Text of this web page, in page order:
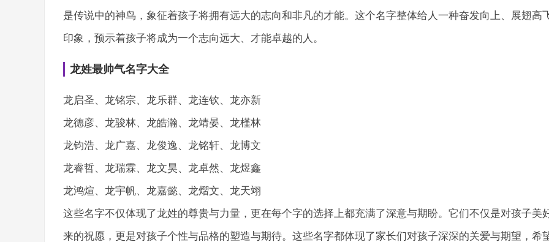
是传说中的神鸟，象征着孩子将拥有远大的志向和非凡的才能。这个名字整体给人一种奋发向上、展翅高
印象，预示着孩子将成为一个志向远大、才能卓越的人。
龙姓最帅气名字大全
龙启圣、龙铭宗、龙乐群、龙连钦、龙亦新
龙德彦、龙骏林、龙皓瀚、龙靖晏、龙槿林
龙钧浩、龙广嘉、龙俊逸、龙铭轩、龙博文
龙睿哲、龙瑞霖、龙文昊、龙卓然、龙煜鑫
龙鸿煊、龙宇帆、龙嘉懿、龙熠文、龙天翊
这些名字不仅体现了龙姓的尊贵与力量，更在每个字的选择上都充满了深意与期盼。它们不仅是对孩子美
来的祝愿，更是对孩子个性与品格的塑造与期待。这些名字都体现了家长们对孩子深深的关爱与期望，希